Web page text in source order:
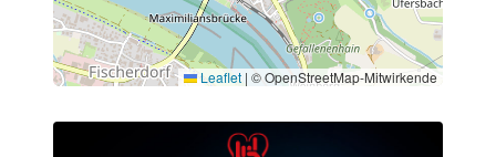
Leaflet | © OpenStreetMap-Mitwirkende